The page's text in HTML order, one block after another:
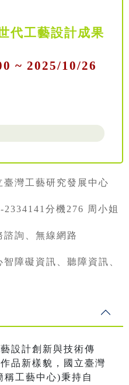
代工藝設計成果
~ 2025/10/26
臺灣工藝研究發展中心
2334141分機276 周小姐
諮詢、無線網路
智障礙資訊、聽障資訊、
設計創新與技術傳
品新樣貌，國立臺灣
稱工藝中心)秉持自